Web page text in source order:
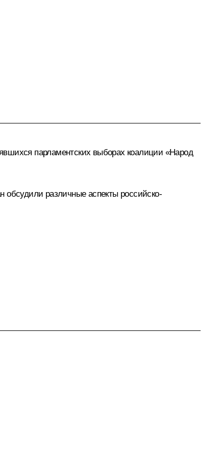
парламентских выборах коалиции «Народ
обсудили различные аспекты российско-